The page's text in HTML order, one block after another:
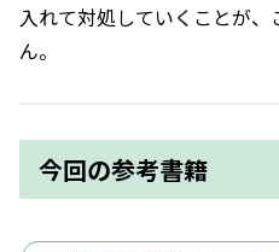
入れて対処していくことが
ん。
今回の参考書籍